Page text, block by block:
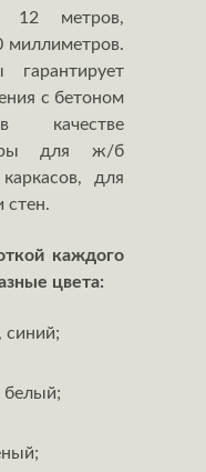
12 метров,
миллиметров.
гарантирует
с бетоном
качестве
для ж/б
для
стен.
каждого
цвета:
синий;
белый;